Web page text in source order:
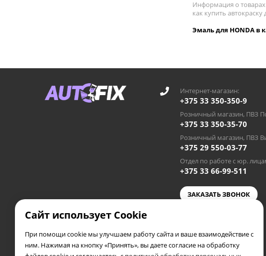
Информация о товарах
как купить
Эмаль для HONDA в
Интернет-магазин:
+375 33 350-350-9
Розничный магазин, ПВЗ
+375 33 350-35-70
Розничный магазин, ПВЗ
+375 29 550-03-77
Отдел по работе с юр.
+375 33 66-99-511
ЗАКАЗАТЬ ЗВОНОК
2019 - 2026 © AUTOFIX.BY
Частное предприятие «Автосэлф», УНП 391953388
Сайт использует Cookie
При помощи cookie мы улучшаем работу сайта и ваше взаимодействие с
ним. Нажимая на кнопку «Принять», вы даете согласие на обработку